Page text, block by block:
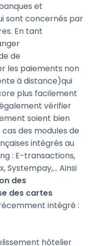
et
sont concernés par
En tant
de
les paiements non
à distance)qui
plus facilement
également vérifier
soient bien
des modules de
intégrés au
: E-transactions,
Systempay,… Ainsi
des
des cartes
intégré :
hôtelier